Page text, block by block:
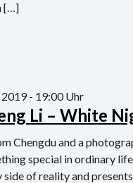
[…]
- 19:00 Uhr
Li – White
Chengdu and a
special in ordinary
of reality and